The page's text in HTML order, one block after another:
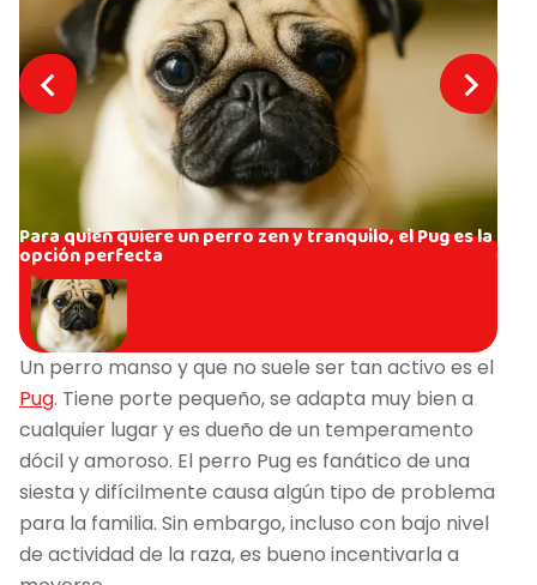
Para quien quiere un perro zen y tranquilo, el Pug es la
opción perfecta
Un perro manso y que no suele ser tan activo es el
Pug. Tiene porte pequeño, se adapta muy bien a
cualquier lugar y es dueño de un temperamento
dócil y amoroso. El perro Pug es fanático de una
siesta y difícilmente causa algún tipo de problema
para la familia. Sin embargo, incluso con bajo nivel
de actividad de la raza, es bueno incentivarla a